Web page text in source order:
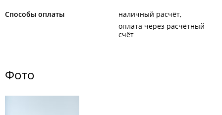
Способы оплаты
наличный расчёт
оплата через расчётный
счёт
Фото